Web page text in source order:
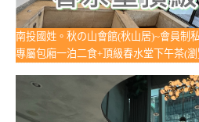
南投國姓。秋の山會館(秋山居)~會員制
專屬包廂一泊二食+頂級春水堂下午茶(